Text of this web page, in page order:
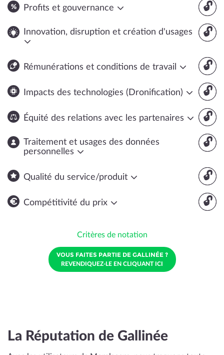
🔓
Profits et gouvernance
🔓
Innovation, disruption et création d'usages
🔓
Rémunérations et conditions de travail
🔓
Impacts des technologies (Dronification)
🔓
Équité des relations avec les partenaires
🔓
Traitement et usages des données
personnelles
🔓
Qualité du service/produit
🔓
Compétitivité du prix
Critères de notation
VOUS FAITES PARTIE DE GALLINÉE ?
REVENDIQUEZ-LE EN CLIQUANT ICI
La Réputation de Gallinée